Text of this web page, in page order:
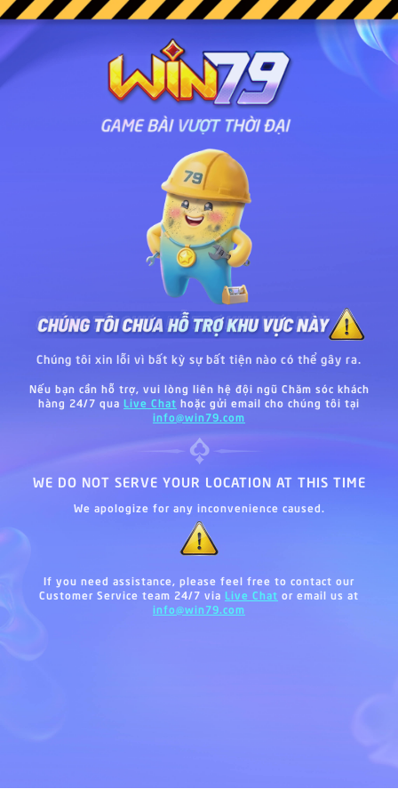
Chúng tôi xin lỗi vì bất kỳ sự bất tiện nào có thể gây ra.
Nếu bạn cần hỗ trợ, vui lòng liên hệ đội ngũ Chăm sóc khách
hàng 24/7 qua Live Chat hoặc gửi email cho chúng tôi tại
info@win79.com
WE DO NOT SERVE YOUR LOCATION AT THIS TIME
We apologize for any inconvenience caused.
If you need assistance, please feel free to contact our
Customer Service team 24/7 via Live Chat or email us at
info@win79.com